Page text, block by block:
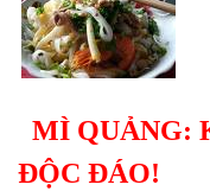
MÌ QUẢNG:
ĐỘC ĐÁO!